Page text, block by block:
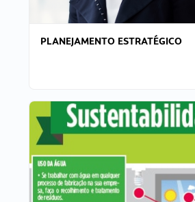
PLANEJAMENTO ESTRATÉGICO